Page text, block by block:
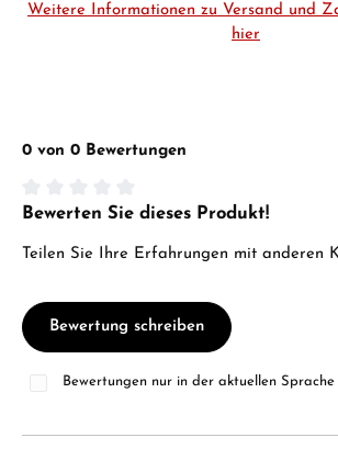
Weitere Informationen zu Versand und
hier
0 von 0 Bewertungen
Durchschnittliche Bewertung von 0 von 5
Bewerten Sie dieses Produkt!
Teilen Sie Ihre Erfahrungen mit anderen
Bewertung schreiben
Bewertungen nur in der aktuellen Sprache